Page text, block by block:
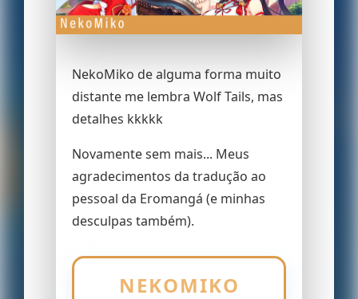
NekoMiko de alguma forma muito
distante me lembra Wolf Tails, mas
detalhes kkkkk
Novamente sem mais... Meus
agradecimentos da tradução ao
pessoal da Eromangá (e minhas
desculpas também).
NEKOMIKO